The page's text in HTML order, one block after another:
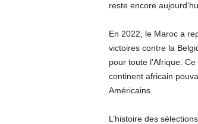
reste encore
En 2022, le Maroc a
victoires contre la
pour toute l’Afrique.
continent africain
Américains.
L’histoire des